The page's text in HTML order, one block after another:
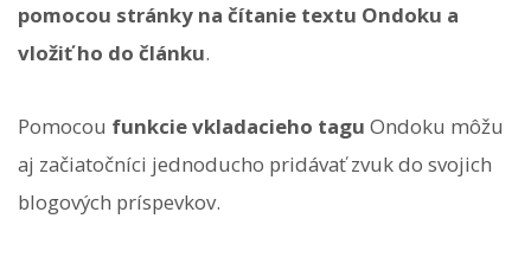
pomocou stránky na čítanie textu Ondoku a
vložiť ho do článku.
Pomocou funkcie vkladacieho tagu Ondoku môžu
aj začiatočníci jednoducho pridávať zvuk do svojich
blogových príspevkov.